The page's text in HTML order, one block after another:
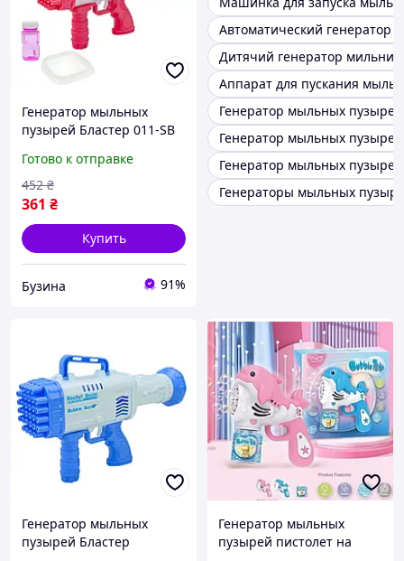
Генератор мыльных
пузырей Бластер 011-SB
Готово к отправке
361 ₴
452 ₴
Купить
Бузина 91%
Автоматический генератор
Дитячий генератор
Аппарат для пускания
Генератор мыльных пузырей
Генератор мыльных
Генератор мыльных
Генераторы мыльных
Генератор мыльных
пузырей Бластер
Генератор мыльных
пузырей пистолет на